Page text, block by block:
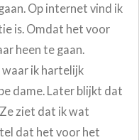
Op internet vind ik
is. Omdat het voor
heen te gaan.
waar ik hartelijk
dame. Later blijkt dat
ziet dat ik wat
dat het voor het